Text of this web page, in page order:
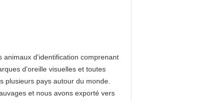
animaux d'identification comprenant
d'oreille visuelles et toutes
plusieurs pays autour du monde.
et nous avons exporté vers